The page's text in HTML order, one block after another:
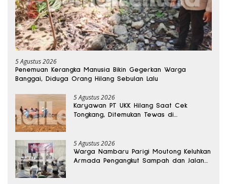
5 Agustus 2026
Penemuan Kerangka Manusia Bikin Gegerkan Warga
Banggai, Diduga Orang Hilang Sebulan Lalu
5 Agustus 2026
Karyawan PT UKK Hilang Saat Cek
Tongkang, Ditemukan Tewas di
5 Agustus 2026
Warga Nambaru Parigi Moutong Keluhkan
Armada Pengangkut Sampah dan Jalan